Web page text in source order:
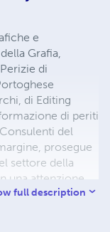
e
Grafia,
di
di Editing
di periti
del
prosegue
settore della
una attenzione
Fotografia
full description